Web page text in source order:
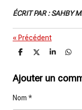
ÉCRIT PAR : SAHBY
« Précédent
P
t
a
e
P
t
a
P
t
a
P
t
a
Ajouter un
Nom *